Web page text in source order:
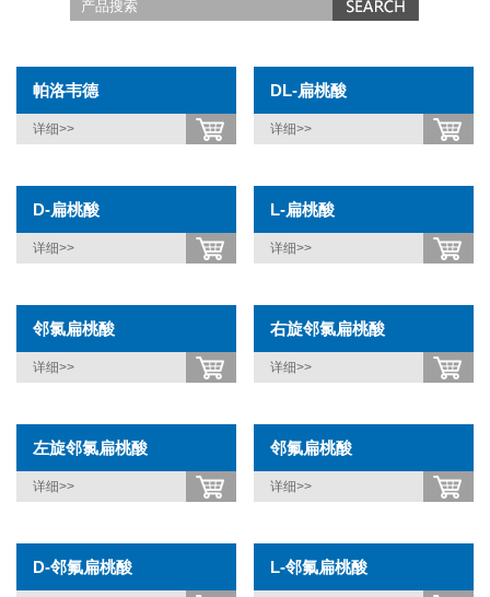
帕洛韦德
详细>>
DL-扁桃酸
详细>>
D-扁桃酸
详细>>
L-扁桃酸
详细>>
邻氯扁桃酸
详细>>
右旋邻氯扁桃酸
详细>>
左旋邻氯扁桃酸
详细>>
邻氟扁桃酸
详细>>
D-邻氟扁桃酸 L-邻氟扁桃酸